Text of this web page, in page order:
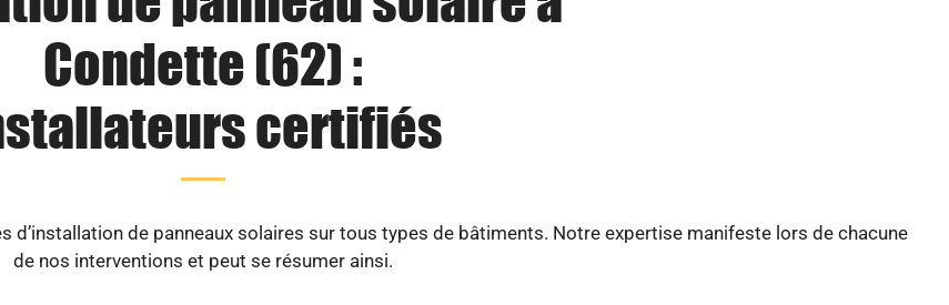
Condette (62) :
certifiés
de panneaux solaires sur tous types de bâtiments. Notre expertise manifeste lors de chacune
de nos interventions et peut se résumer ainsi.